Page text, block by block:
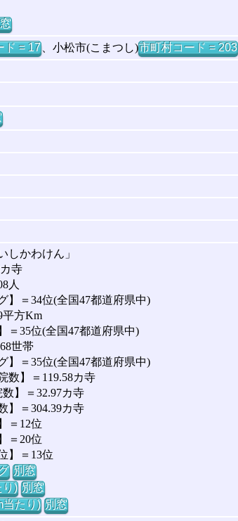
ド = 17、小松市(こまつし)市町村コード = 203
しかわけん」
寺
人
】＝34位(全国47都道府県中)
平方Km
＝35位(全国47都道府県中)
世帯
】＝35位(全国47都道府県中)
数】＝119.58カ寺
】＝32.97カ寺
】＝304.39カ寺
＝12位
＝20位
】＝13位
別窓
り) 別窓
当たり) 別窓